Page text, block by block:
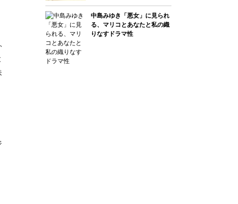
中島みゆき「悪女」に見られ
る、マリコとあなたと私の織
りなすドラマ性